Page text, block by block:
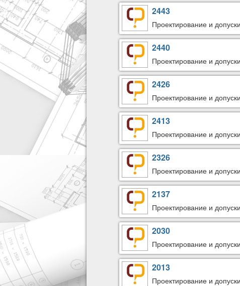
2443
Проектирование и
2440
Проектирование и
2426
Проектирование и
2413
Проектирование и
2326
Проектирование и
2137
Проектирование и
2030
Проектирование и
2013
Проектирование и